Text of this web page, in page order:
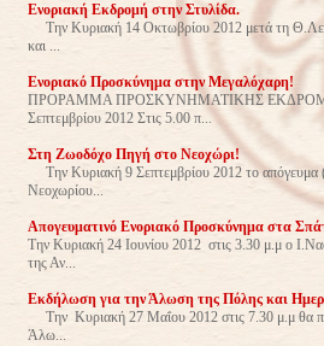
Ενοριακή Εκδρομή στην Στυλίδα.
Tην Κυριακή 14 Οκτωβρίου 2012 μετά τη
και ...
Ενοριακό Προσκύνημα στην Μεγαλόχαρη!
ΠΡΟΡΑΜΜΑ ΠΡΟΣΚΥΝΗΜΑΤΙΚΗΣ ΕΚΔΡΟΜΗΣ
Σεπτεμβρίου 2012 Στις 5.00 π...
Στη Ζωοδόχο Πηγή στο Νεοχώρι!
Την Κυριακή 9 Σεπτεμβρίου 2012 το
Νεοχωρίου...
Απογευματινό Ενοριακό Προσκύνημα στα
Την Κυριακή 24 Ιουνίου 2012 στις 3.30 μ.μ ο
της Αν...
Εκδήλωση για την Άλωση της Πόλης και
Την Κυριακή 27 Μαΐου 2012 στις 7.30 μ.μ θα
Άλω...